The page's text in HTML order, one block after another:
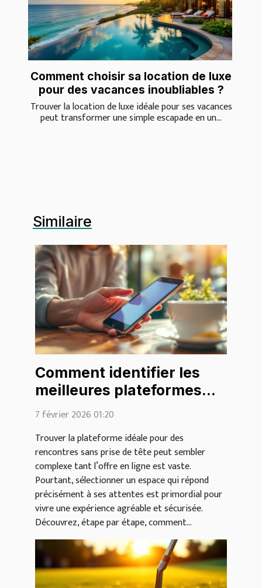
Comment choisir sa location de luxe
pour des vacances inoubliables ?
Trouver la location de luxe idéale pour ses vacances
peut transformer une simple escapade en un...
Similaire
Comment identifier les
meilleures plateformes
pour des rencontres
7 février 2026 01:20
Trouver la plateforme idéale pour des
rencontres sans prise de tête peut sembler
complexe tant l’offre en ligne est vaste.
Pourtant, sélectionner un espace qui répond
précisément à ses attentes est primordial pour
vivre une expérience agréable et sécurisée.
Découvrez, étape par étape, comment...